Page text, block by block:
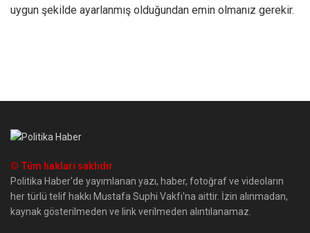
uygun şekilde ayarlanmış olduğundan emin olmanız gerekir.
© Tüm hakları saklıdır
Politika Haber'de yayımlanan yazı, haber, fotoğraf ve videoların
her türlü telif hakkı Mustafa Suphi Vakfı'na aittir. İzin alınmadan,
kaynak gösterilmeden ve link verilmeden alıntılanamaz.